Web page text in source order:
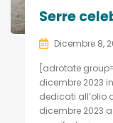
Serre
Dicembre 8,
[adrotate
dicembre 2023
dedicati all’olio
dicembre 2023